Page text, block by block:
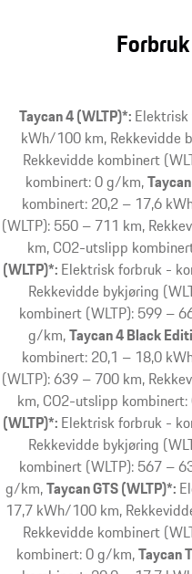
Taycan 4 (WLTP)*:
kWh/100 km, Rekkevidde
Rekkevidde kombinert
kombinert: 0 g/km
kombinert: 20,2 – 17,6
(WLTP): 550 – 711 km,
km, CO2-utslipp
(WLTP)*: Elektrisk forbruk -
Rekkevidde bykjøring
kombinert (WLTP): 599 –
g/km Taycan 4 Black
kombinert: 20,1 – 18,0
(WLTP): 639 – 700 km,
km, CO2-utslipp
(WLTP)*: Elektrisk forbruk -
Rekkevidde bykjøring
kombinert (WLTP): 567 –
g/km Taycan GTS (WLTP)*:
17,7 kWh/100 km,
Rekkevidde kombinert
kombinert: 0 g/km Taycan